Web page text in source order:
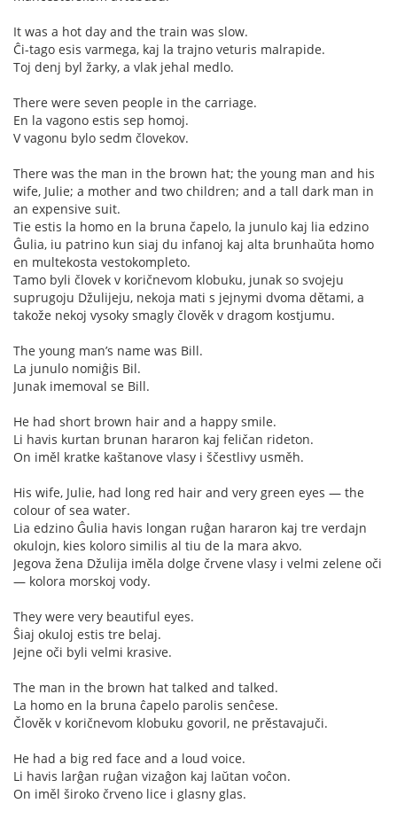
It was a hot day and the train was slow.
Ĉi-tago esis varmega, kaj la trajno veturis malrapide.
Toj denj byl žarky, a vlak jehal medlo.
There were seven people in the carriage.
En la vagono estis sep homoj.
V vagonu bylo sedm človekov.
There was the man in the brown hat; the young man and his
wife, Julie; a mother and two children; and a tall dark man in
an expensive suit.
Tie estis la homo en la bruna čapelo, la junulo kaj lia edzino
Ĝulia, iu patrino kun siaj du infanoj kaj alta brunhaŭta homo
en multekosta vestokompleto.
Tamo byli človek v koričnevom klobuku, junak so svojeju
suprugoju Džulijeju, nekoja mati s jejnymi dvoma dětami, a
takože nekoj vysoky smagly člověk v dragom kostjumu.
The young man’s name was Bill.
La junulo nomiĝis Bil.
Junak imemoval se Bill.
He had short brown hair and a happy smile.
Li havis kurtan brunan hararon kaj feličan rideton.
On iměl kratke kaštanove vlasy i ščestlivy usměh.
His wife, Julie, had long red hair and very green eyes — the
colour of sea water.
Lia edzino Ĝulia havis longan ruĝan hararon kaj tre verdajn
okulojn, kies koloro similis al tiu de la mara akvo.
Jegova žena Džulija iměla dolge črvene vlasy i velmi zelene oči
— kolora morskoj vody.
They were very beautiful eyes.
Ŝiaj okuloj estis tre belaj.
Jejne oči byli velmi krasive.
The man in the brown hat talked and talked.
La homo en la bruna ĉapelo parolis senĉese.
Člověk v koričnevom klobuku govoril, ne prěstavajuči.
He had a big red face and a loud voice.
Li havis larĝan ruĝan vizaĝon kaj laŭtan voĉon.
On iměl široko črveno lice i glasny glas.